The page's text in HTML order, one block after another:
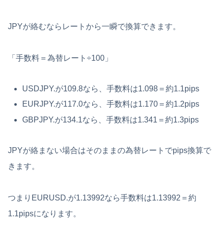
JPYが絡むならレートから一瞬で換算できます。
「手数料＝為替レート÷100」
USDJPY.が109.8なら、手数料は1.098＝約1.1pips
EURJPY.が117.0なら、手数料は1.170＝約1.2pips
GBPJPY.が134.1なら、手数料は1.341＝約1.3pips
JPYが絡まない場合はそのままの為替レートでpips換算で
きます。
つまりEURUSD.が1.13992なら手数料は1.13992＝約
1.1pipsになります。